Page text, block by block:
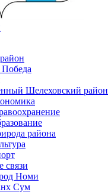
Шелеховский район
района
связи
Номи
Сум